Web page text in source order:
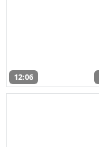
12:06